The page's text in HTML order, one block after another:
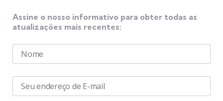
Assine o nosso informativo para obter todas as
atualizações mais recentes: